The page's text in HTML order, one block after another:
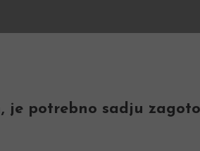
je potrebno sadju